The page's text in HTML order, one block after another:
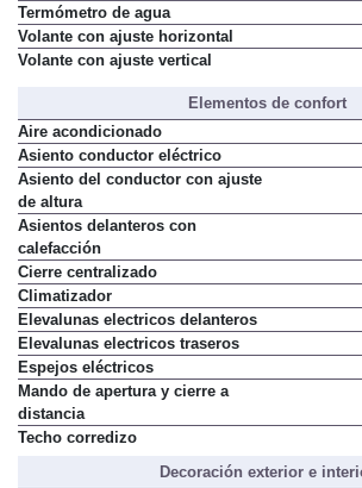
Termómetro de agua
Volante con ajuste horizontal
Volante con ajuste vertical
Elementos de confort
Aire acondicionado
Asiento conductor eléctrico
Asiento del conductor con ajuste
de altura
Asientos delanteros con
calefacción
Cierre centralizado
Climatizador
Elevalunas electricos delanteros
Elevalunas electricos traseros
Espejos eléctricos
Mando de apertura y cierre a
distancia
Techo corredizo
Decoración exterior e